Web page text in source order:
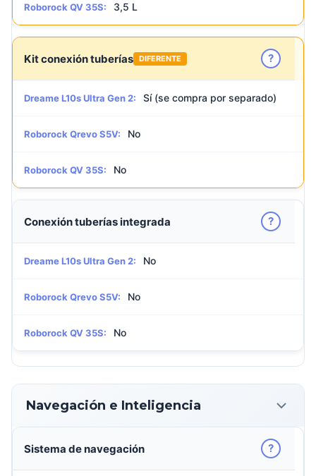
Roborock QV 35S: 3,5 L
Kit conexión tuberías DIFERENTE ?
Dreame L10s Ultra Gen 2: Sí (se compra por separado)
Roborock Qrevo S5V: No
Roborock QV 35S: No
Conexión tuberías integrada ?
Dreame L10s Ultra Gen 2: No
Roborock Qrevo S5V: No
Roborock QV 35S: No
Navegación e Inteligencia
Sistema de navegación ?